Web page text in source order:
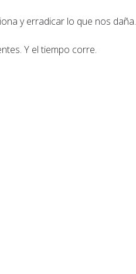
y erradicar lo que nos daña.
Y el tiempo corre.